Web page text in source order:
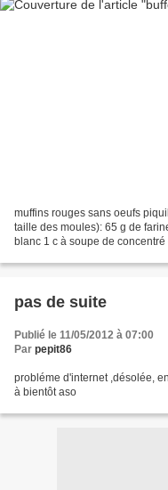
muffins rouges sans oeufs
taille des moules): 65 g de
blanc 1 c à soupe de
pas de suite
Publié le 11/05/2012 à 07:00
Par pepit86
probléme d'internet ,désolée,
à bientôt aso